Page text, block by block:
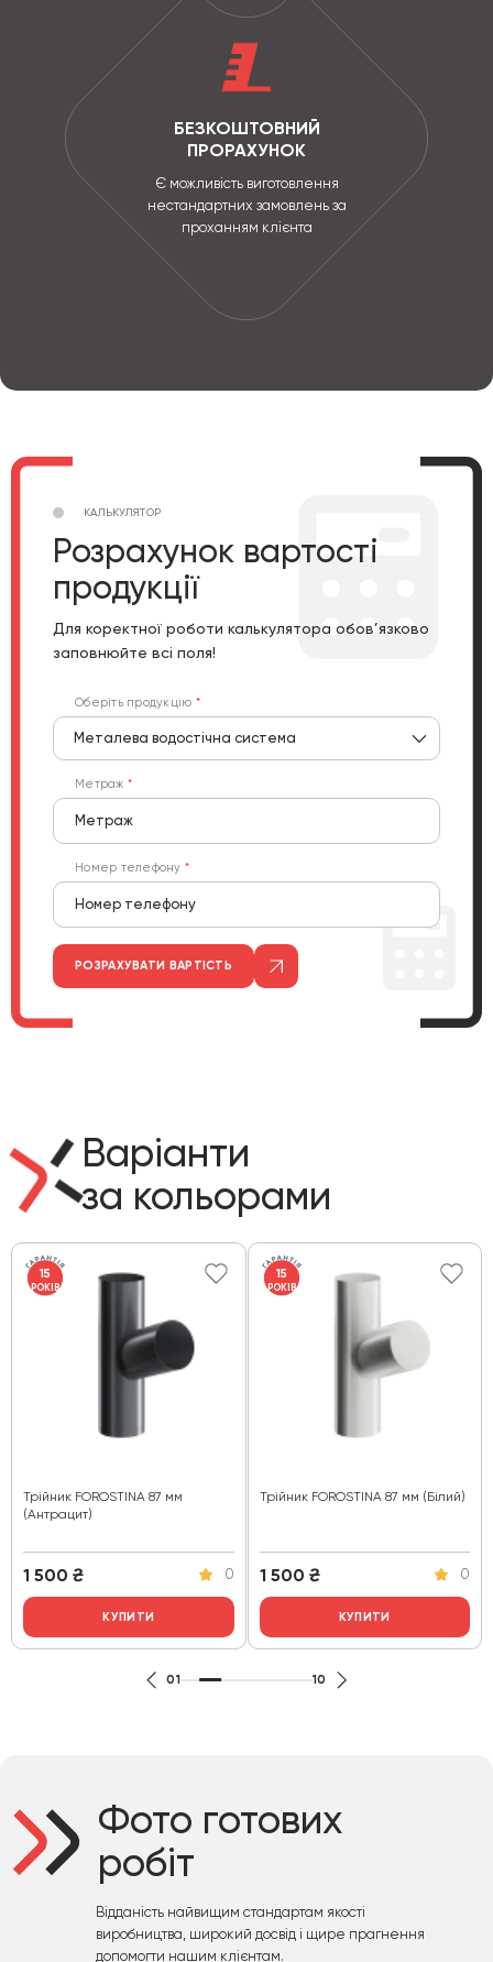
БЕЗКОШТОВНИЙ
ПРОРАХУНОК
Є можливість виготовлення
нестандартних замовлень за
проханням клієнта
КАЛЬКУЛЯТОР
Розрахунок вартості
продукції
Для коректної роботи калькулятора обов’язково
заповнюйте всі поля!
Оберіть продукцію
Металева водостічна система
Метраж
Номер телефону
РОЗРАХУВАТИ ВАРТІСТЬ
Варіанти
за кольорами
15
РОКІВ
Трійник FOROSTINA 87 мм
(Антрацит)
1 500 ₴ 0
КУПИТИ
15
РОКІВ
Трійник FOROSTINA 87 мм (Білий)
1 500 ₴ 0
КУПИТИ
01 10
Фото готових
робіт
Відданість найвищим стандартам якості
виробництва, широкий досвід і щире прагнення
допомогти нашим клієнтам.